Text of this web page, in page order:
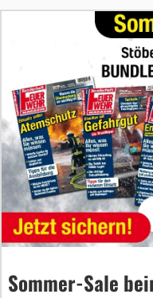
Sommer-Sale